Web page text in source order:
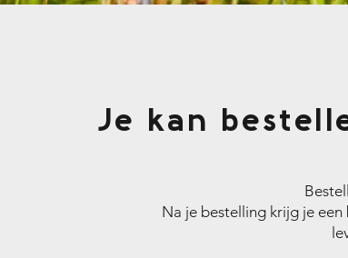
Je kan
Na je bestelling krijg je